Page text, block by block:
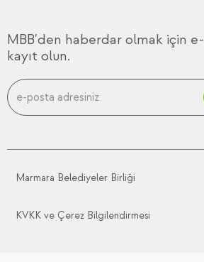
MBB'den haberdar olmak için
kayıt olun.
Marmara Belediyeler Birliği
KVKK ve Çerez Bilgilendirmesi